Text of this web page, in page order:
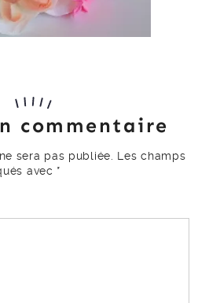
commentaire
sera pas publiée.
Les champs
avec *